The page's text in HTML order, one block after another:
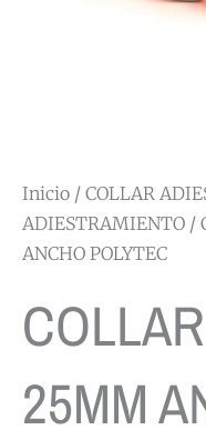
Inicio / COLLAR
ADIESTRAMIENTO /
ANCHO POLYTEC
25MM